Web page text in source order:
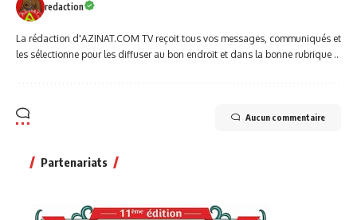
redaction
La rédaction d'AZINAT.COM TV reçoit tous vos messages, communiqués et
les sélectionne pour les diffuser au bon endroit et dans la bonne rubrique ..
Aucun commentaire
Partenariats